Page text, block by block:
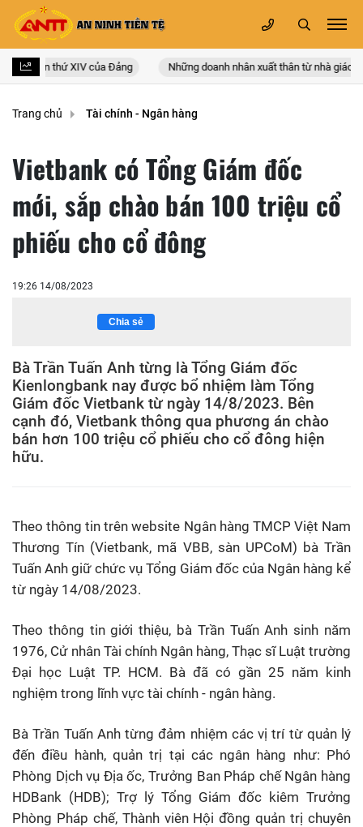
lần thứ XIV của Đảng Những doanh nhân xuất thân từ nhà giáo
Trang chủ Tài chính - Ngân hàng
Vietbank có Tổng Giám đốc
mới, sắp chào bán 100 triệu cổ
phiếu cho cổ đông
19:26 14/08/2023
Chia sẻ
Bà Trần Tuấn Anh từng là Tổng Giám đốc
Kienlongbank nay được bổ nhiệm làm Tổng
Giám đốc Vietbank từ ngày 14/8/2023. Bên
cạnh đó, Vietbank thông qua phương án chào
bán hơn 100 triệu cổ phiếu cho cổ đông hiện
hữu.
Theo thông tin trên website Ngân hàng TMCP Việt Nam
Thương Tín (Vietbank, mã VBB, sàn UPCoM) bà Trần
Tuấn Anh giữ chức vụ Tổng Giám đốc của Ngân hàng kể
từ ngày 14/08/2023.
Theo thông tin giới thiệu, bà Trần Tuấn Anh sinh năm
1976, Cử nhân Tài chính Ngân hàng, Thạc sĩ Luật trường
Đại học Luật TP. HCM. Bà đã có gần 25 năm kinh
nghiệm trong lĩnh vực tài chính - ngân hàng.
Bà Trần Tuấn Anh từng đảm nhiệm các vị trí từ quản lý
đến điều hành, quản trị tại các ngân hàng như: Phó
Phòng Dịch vụ Địa ốc, Trưởng Ban Pháp chế Ngân hàng
HDBank (HDB); Trợ lý Tổng Giám đốc kiêm Trưởng
Phòng Pháp chế, Thành viên Hội đồng quản trị chuyên